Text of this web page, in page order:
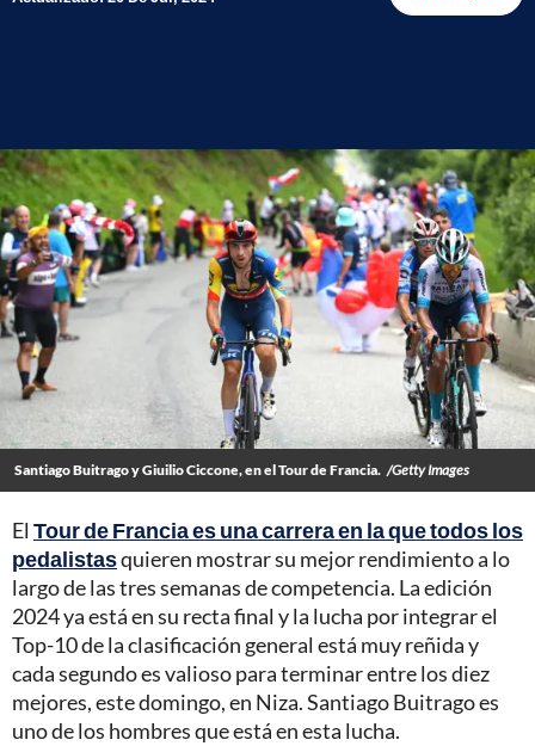
Santiago Buitrago y Giuilio Ciccone, en el Tour de Francia. /Getty Images
El Tour de Francia es una carrera en la que todos los
pedalistasquieren mostrar su mejor rendimiento a lo
largo de las tres semanas de competencia. La edición
2024 ya está en su recta final y la lucha por integrar el
Top-10 de la clasificación general está muy reñida y
cada segundo es valioso para terminar entre los diez
mejores, este domingo, en Niza. Santiago Buitrago es
uno de los hombres que está en esta lucha.